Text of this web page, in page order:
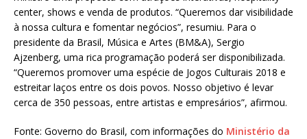
center, shows e venda de produtos. “Queremos dar visibilidade
à nossa cultura e fomentar negócios”, resumiu. Para o
presidente da Brasil, Música e Artes (BM&A), Sergio
Ajzenberg, uma rica programação poderá ser disponibilizada.
“Queremos promover uma espécie de Jogos Culturais 2018 e
estreitar laços entre os dois povos. Nosso objetivo é levar
cerca de 350 pessoas, entre artistas e empresários”, afirmou.
Fonte: Governo do Brasil, com informações do Ministério da